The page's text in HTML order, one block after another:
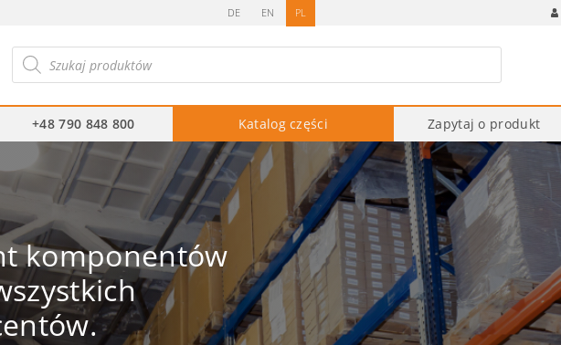
DE EN PL
+48 790 848 800 Katalog części Zapytaj o produkt
komponentów